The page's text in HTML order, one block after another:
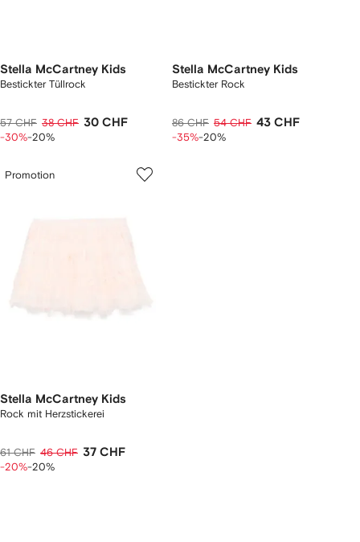
Stella McCartney Kids
Bestickter Tüllrock
57 CHF 38 CHF 30 CHF
-30%-20%
Stella McCartney Kids
Bestickter Rock
86 CHF 54 CHF 43 CHF
-35%-20%
Promotion
Stella McCartney Kids
Rock mit Herzstickerei
61 CHF 46 CHF 37 CHF
-20%-20%